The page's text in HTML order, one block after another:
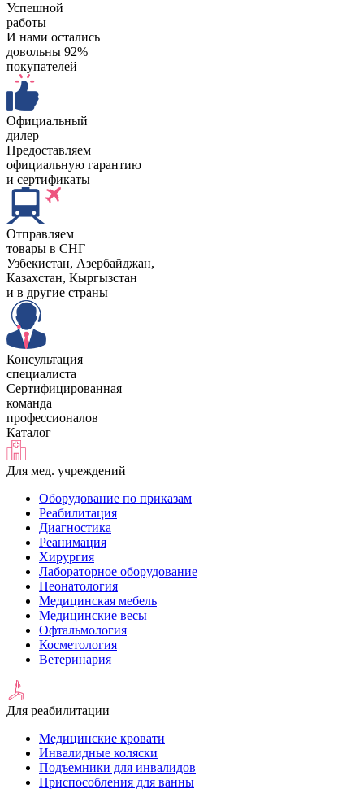
Успешной
работы
И нами остались
довольны 92%
покупателей
Официальный
дилер
Предоставляем
официальную гарантию
и сертификаты
Отправляем
товары в СНГ
Узбекистан, Aзербайджан,
Казахстан, Кыргызстан
и в другие страны
Консультация
специалиста
Сертифицированная
команда
профессионалов
Каталог
Для мед. учреждений
Оборудование по приказам
Реабилитация
Диагностика
Реанимация
Хирургия
Лабораторное оборудование
Неонатология
Медицинская мебель
Медицинские весы
Офтальмология
Косметология
Ветеринария
Для реабилитации
Медицинские кровати
Инвалидные коляски
Подъемники для инвалидов
Приспособления для ванны